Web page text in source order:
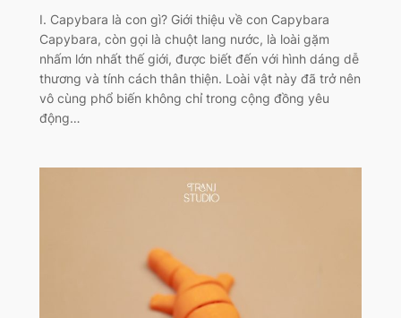
I. Capybara là con gì? Giới thiệu về con Capybara
Capybara, còn gọi là chuột lang nước, là loài gặm
nhấm lớn nhất thế giới, được biết đến với hình dáng dễ
thương và tính cách thân thiện. Loài vật này đã trở nên
vô cùng phổ biến không chỉ trong cộng đồng yêu
động…